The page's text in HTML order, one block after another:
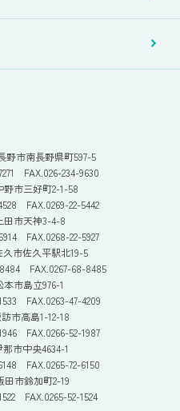
野市南長野県町597-5
FAX.026-234-9630
野市三好町2-1-58
FAX.0269-22-5442
田市天神3-4-8
FAX.0268-22-5927
久市佐久平駅北19-5
FAX.0267-68-8485
市島立976-1
FAX.0263-47-4209
市高島1-12-18
FAX.0266-52-1987
市中央4634-1
FAX.0265-72-6150
田市鈴加町2-19
FAX.0265-52-1524